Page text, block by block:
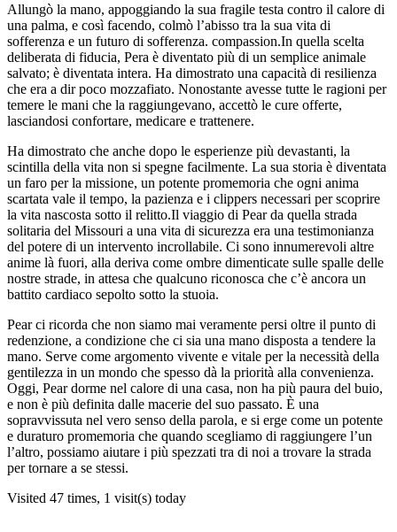
Allungò la mano, appoggiando la sua fragile testa contro il calore di
una palma, e così facendo, colmò l’abisso tra la sua vita di
sofferenza e un futuro di sofferenza. compassion.In quella scelta
deliberata di fiducia, Pera è diventato più di un semplice animale
salvato; è diventata intera. Ha dimostrato una capacità di resilienza
che era a dir poco mozzafiato. Nonostante avesse tutte le ragioni per
temere le mani che la raggiungevano, accettò le cure offerte,
lasciandosi confortare, medicare e trattenere.
Ha dimostrato che anche dopo le esperienze più devastanti, la
scintilla della vita non si spegne facilmente. La sua storia è diventata
un faro per la missione, un potente promemoria che ogni anima
scartata vale il tempo, la pazienza e i clippers necessari per scoprire
la vita nascosta sotto il relitto.Il viaggio di Pear da quella strada
solitaria del Missouri a una vita di sicurezza era una testimonianza
del potere di un intervento incrollabile. Ci sono innumerevoli altre
anime là fuori, alla deriva come ombre dimenticate sulle spalle delle
nostre strade, in attesa che qualcuno riconosca che c’è ancora un
battito cardiaco sepolto sotto la stuoia.
Pear ci ricorda che non siamo mai veramente persi oltre il punto di
redenzione, a condizione che ci sia una mano disposta a tendere la
mano. Serve come argomento vivente e vitale per la necessità della
gentilezza in un mondo che spesso dà la priorità alla convenienza.
Oggi, Pear dorme nel calore di una casa, non ha più paura del buio,
e non è più definita dalle macerie del suo passato. È una
sopravvissuta nel vero senso della parola, e si erge come un potente
e duraturo promemoria che quando scegliamo di raggiungere l’un
l’altro, possiamo aiutare i più spezzati tra di noi a trovare la strada
per tornare a se stessi.
Visited 47 times, 1 visit(s) today